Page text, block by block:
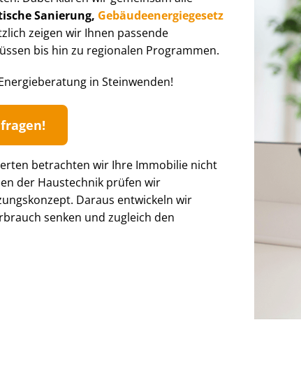
Sanierung, Ge­bäu­de­en­er­gie­ge­setz
zeigen wir Ihnen passende
bis hin zu regionalen Programmen.
in Steinwenden!
betrachten wir Ihre Immobilie nicht
der Haustechnik prüfen wir
Daraus entwickeln wir
senken und zugleich den